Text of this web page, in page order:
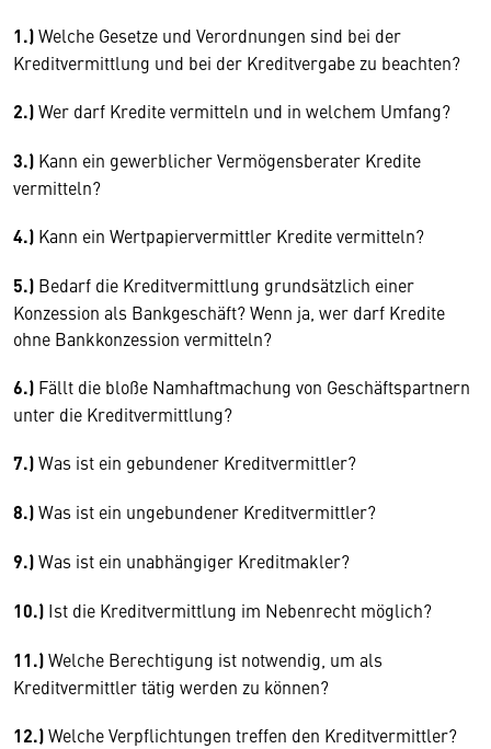
1.)Welche Gesetze und Verordnungen sind bei der
Kreditvermittlung und bei der Kreditvergabe zu beachten?
2.)Wer darf Kredite vermitteln und in welchem Umfang?
3.) Kann ein gewerblicher Vermögensberater Kredite
vermitteln?
4.) Kann ein Wertpapiervermittler Kredite vermitteln?
5.) Bedarf die Kreditvermittlung grundsätzlich einer
Konzession als Bankgeschäft? Wenn ja, wer darf Kredite
ohne Bankkonzession vermitteln?
6.) Fällt die bloße Namhaftmachung von Geschäftspartnern
unter die Kreditvermittlung?
7.)Was ist ein gebundener Kreditvermittler?
8.)Was ist ein ungebundener Kreditvermittler?
9.)Was ist ein unabhängiger Kreditmakler?
10.) Ist die Kreditvermittlung im Nebenrecht möglich?
11.)Welche Berechtigung ist notwendig, um als
Kreditvermittler tätig werden zu können?
12.)Welche Verpflichtungen treffen den Kreditvermittler?